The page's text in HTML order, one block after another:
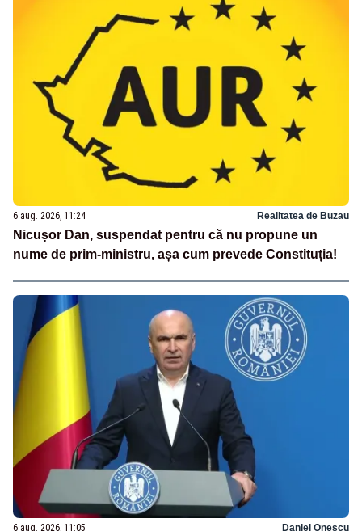
6 aug. 2026, 11:24 Realitatea de Buzau
Nicușor Dan, suspendat pentru că nu propune un
nume de prim-ministru, așa cum prevede Constituția!
6 aug. 2026, 11:05 Daniel Onescu